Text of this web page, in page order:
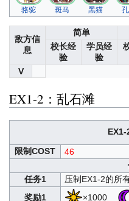
骆驼 斑马 黑猫
敌方信
息
简单
校长经
验
学员经
验
V
EX1-2：乱石滩
EX1-
限制COST
46
任务1
压制EX1-2的所
奖励1
×1000